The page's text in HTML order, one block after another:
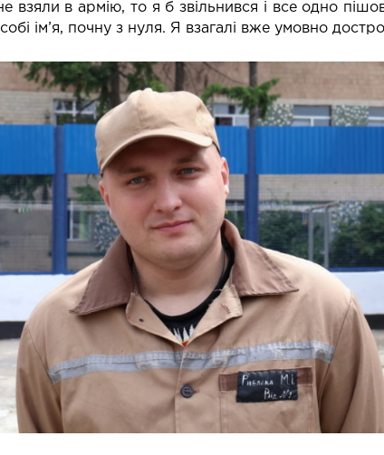
взяли в армію, то я б звільнився і все одно
ім’я, почну з нуля. Я взагалі вже умовно